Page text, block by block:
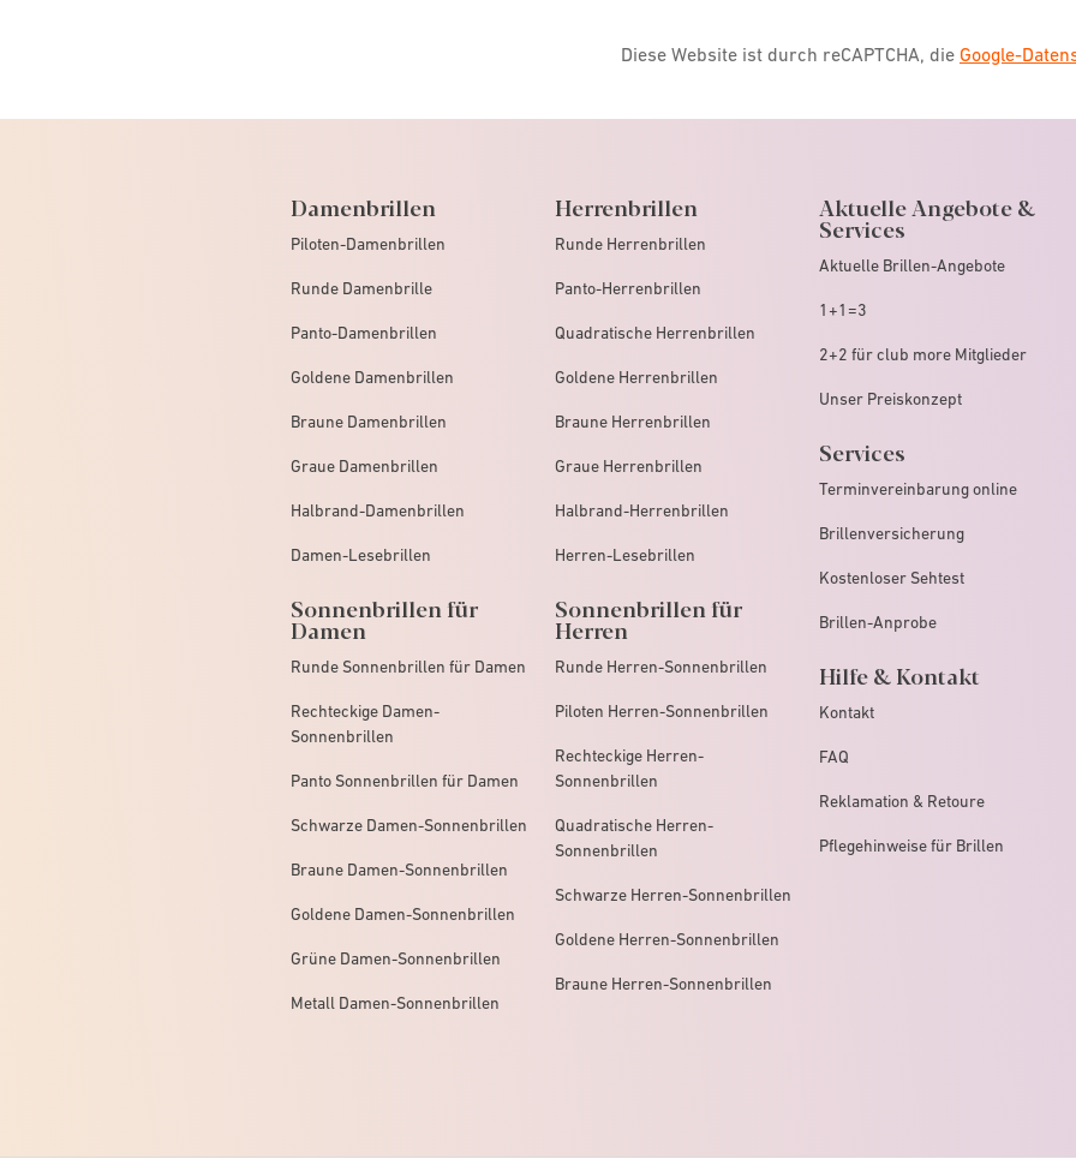
Diese Website ist durch reCAPTCHA, die Google-
Damenbrillen
Piloten-Damenbrillen
Runde Damenbrille
Panto-Damenbrillen
Goldene Damenbrillen
Braune Damenbrillen
Graue Damenbrillen
Halbrand-Damenbrillen
Damen-Lesebrillen
Sonnenbrillen für
Damen
Runde Sonnenbrillen für Damen
Rechteckige Damen-
Sonnenbrillen
Panto Sonnenbrillen für Damen
Schwarze Damen-Sonnenbrillen
Braune Damen-Sonnenbrillen
Goldene Damen-Sonnenbrillen
Grüne Damen-Sonnenbrillen
Metall Damen-Sonnenbrillen
Herrenbrillen
Runde Herrenbrillen
Panto-Herrenbrillen
Quadratische Herrenbrillen
Goldene Herrenbrillen
Braune Herrenbrillen
Graue Herrenbrillen
Halbrand-Herrenbrillen
Herren-Lesebrillen
Sonnenbrillen für
Herren
Runde Herren-Sonnenbrillen
Piloten Herren-Sonnenbrillen
Rechteckige Herren-
Sonnenbrillen
Quadratische Herren-
Sonnenbrillen
Schwarze Herren-Sonnenbrillen
Goldene Herren-Sonnenbrillen
Braune Herren-Sonnenbrillen
Aktuelle Angebote &
Services
Aktuelle Brillen-Angebote
1+1=3
2+2 für club more Mitglieder
Unser Preiskonzept
Services
Terminvereinbarung online
Brillenversicherung
Kostenloser Sehtest
Brillen-Anprobe
Hilfe & Kontakt
Kontakt
FAQ
Reklamation & Retoure
Pflegehinweise für Brillen